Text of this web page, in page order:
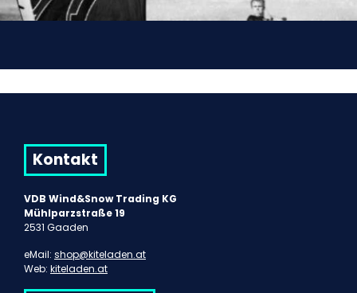
Kontakt
VDB Wind&Snow Trading KG
Mühlparzstraße 19
2531 Gaaden
eMail: shop@kiteladen.at
Web: kiteladen.at